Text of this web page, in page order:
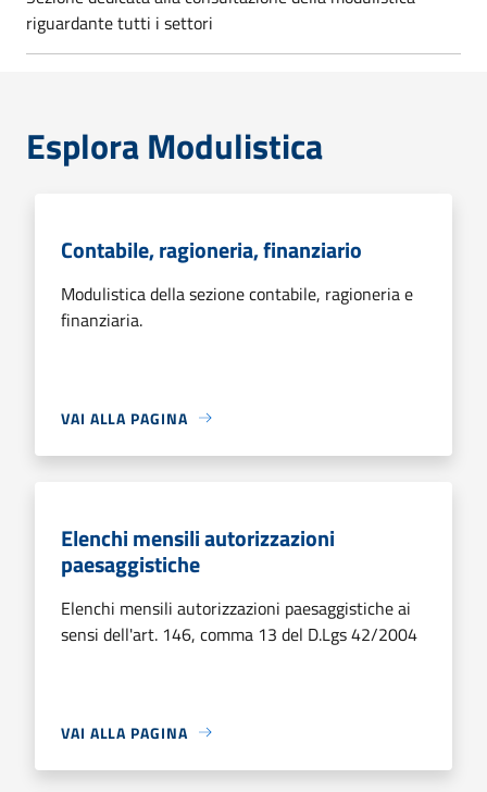
riguardante tutti i settori
Esplora Modulistica
Contabile, ragioneria, finanziario
Modulistica della sezione contabile, ragioneria e
finanziaria.
VAI ALLA PAGINA
Elenchi mensili autorizzazioni
paesaggistiche
Elenchi mensili autorizzazioni paesaggistiche ai
sensi dell'art. 146, comma 13 del D.Lgs 42/2004
VAI ALLA PAGINA